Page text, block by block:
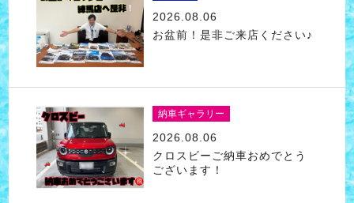
2026.08.06
お盆前！是非ご来店ください♪
納車ギャラリー
2026.08.06
クロスビーご納車おめでとう
ございます！